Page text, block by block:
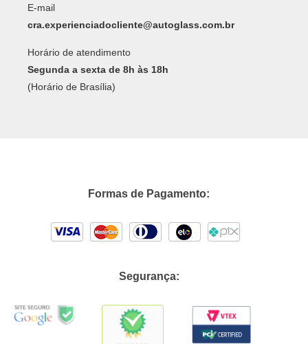
E-mail
cra.experienciadocliente@autoglass.com.br
Horário de atendimento
Segunda a sexta de 8h às 18h
(Horário de Brasília)
Formas de Pagamento:
Segurança: